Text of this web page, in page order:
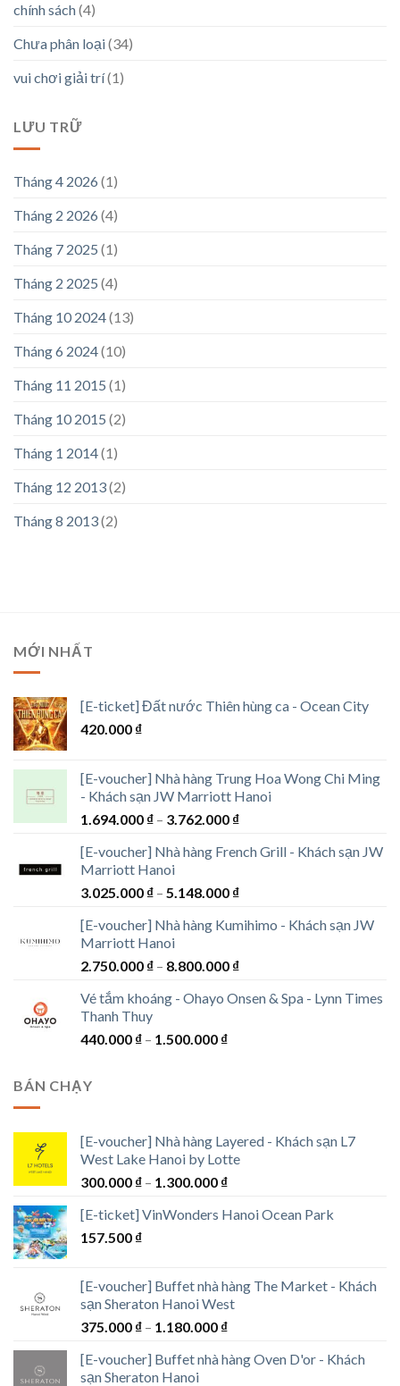
chính sách(4)
Chưa phân loại(34)
vui chơi giải trí(1)
LƯU TRỮ
Tháng 4 2026 (1)
Tháng 2 2026 (4)
Tháng 7 2025 (1)
Tháng 2 2025 (4)
Tháng 10 2024(13)
Tháng 6 2024(10)
Tháng 11 2015 (1)
Tháng 10 2015 (2)
Tháng 1 2014(1)
Tháng 12 2013(2)
Tháng 8 2013(2)
MỚI NHẤT
[E-ticket] Đất nước Thiên hùng ca - Ocean City
420.000 ₫
[E-voucher] Nhà hàng Trung Hoa Wong Chi Ming
- Khách sạn JW Marriott Hanoi
1.694.000 ₫ – 3.762.000 ₫Khoảng
từ
đến
[E-voucher] Nhà hàng French Grill - Khách sạn JW
Marriott Hanoi
3.025.000 ₫ – 5.148.000 ₫Khoảng
từ
đến
[E-voucher] Nhà hàng Kumihimo - Khách sạn JW
Marriott Hanoi
2.750.000 ₫ – 8.800.000 ₫Khoảng
từ
Vé tắm khoáng - Ohayo Onsen & Spa - Lynn Times
Thanh Thuy
440.000 ₫ – 1.500.000 ₫Khoảng
BÁN CHẠY
[E-voucher] Nhà hàng Layered - Khách sạn L7
West Lake Hanoi by Lotte
300.000 ₫ – 1.300.000 ₫Khoảng
từ
[E-ticket] VinWonders Hanoi Ocean Park
157.500 ₫
[E-voucher] Buffet nhà hàng The Market - Khách
sạn Sheraton Hanoi West
375.000 ₫ – 1.180.000 ₫Khoảng
từ
[E-voucher] Buffet nhà hàng Oven D'or - Khách
sạn Sheraton Hanoi